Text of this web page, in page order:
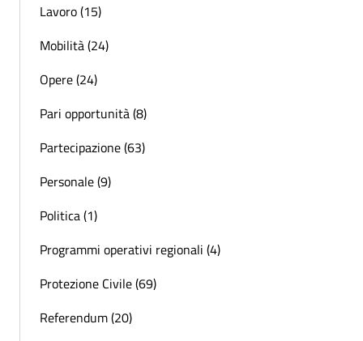
Lavoro (15)
Mobilità (24)
Opere (24)
Pari opportunità (8)
Partecipazione (63)
Personale (9)
Politica (1)
Programmi operativi regionali (4)
Protezione Civile (69)
Referendum (20)